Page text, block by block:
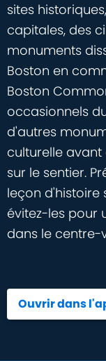
sites
capitales, des
monuments
Boston en
Boston
occasionnels
d'autres
culturelle
sur le sentier.
leçon d'histoire
évitez-les pour
dans le centre-
Ouvrir dans